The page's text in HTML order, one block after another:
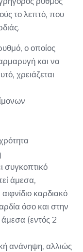
το λεπτό, που
ο οποίος
και να
χρειάζεται
συγκοπτικό
άμεσα,
καρδιακό
όσο και στην
άμεσα (εντός 2
ανάνηψη, αλλιώς